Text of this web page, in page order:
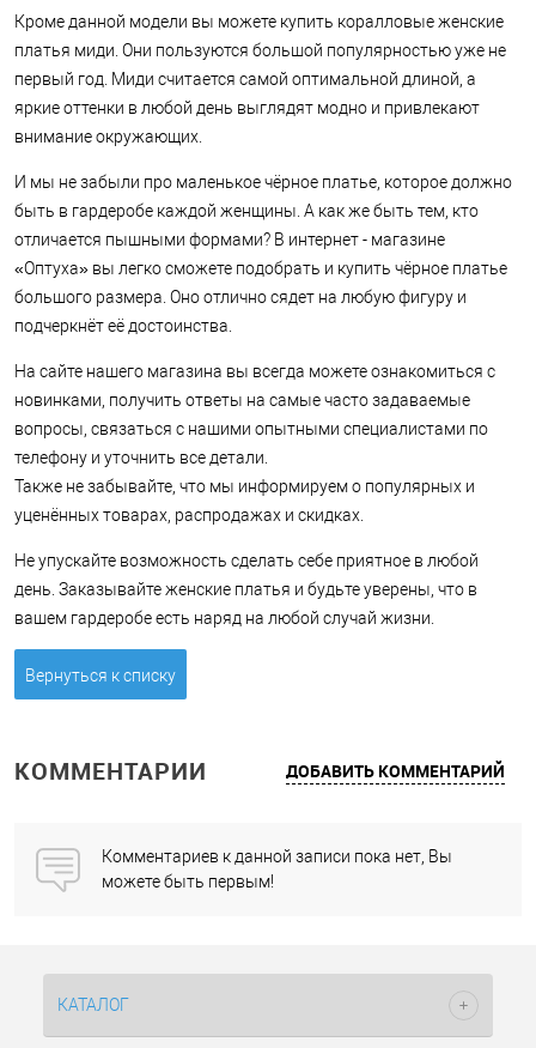
Кроме данной модели вы можете купить коралловые женские
платья миди. Они пользуются большой популярностью уже не
первый год. Миди считается самой оптимальной длиной, а
яркие оттенки в любой день выглядят модно и привлекают
внимание окружающих.
И мы не забыли про маленькое чёрное платье, которое должно
быть в гардеробе каждой женщины. А как же быть тем, кто
отличается пышными формами? В интернет - магазине
«Оптуха» вы легко сможете подобрать и купить чёрное платье
большого размера. Оно отлично сядет на любую фигуру и
подчеркнёт её достоинства.
На сайте нашего магазина вы всегда можете ознакомиться с
новинками, получить ответы на самые часто задаваемые
вопросы, связаться с нашими опытными специалистами по
телефону и уточнить все детали.
Также не забывайте, что мы информируем о популярных и
уценённых товарах, распродажах и скидках.
Не упускайте возможность сделать себе приятное в любой
день. Заказывайте женские платья и будьте уверены, что в
вашем гардеробе есть наряд на любой случай жизни.
Вернуться к списку
КОММЕНТАРИИ ДОБАВИТЬ КОММЕНТАРИЙ
Комментариев к данной записи пока нет, Вы
можете быть первым!
КАТАЛОГ